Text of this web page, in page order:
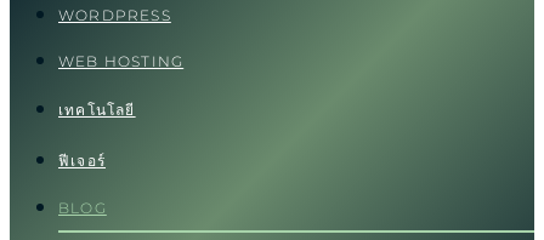
WORDPRESS
WEB HOSTING
เทคโนโลยี
ฟีเจอร์
BLOG